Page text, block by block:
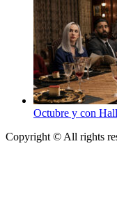
Octubre y con
Copyright © All rights